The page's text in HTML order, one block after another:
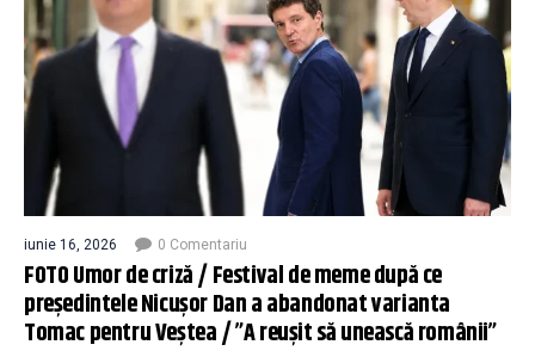
iunie 16, 2026 0 Comentariu
FOTO Umor de criză / Festival de meme după ce
președintele Nicușor Dan a abandonat varianta
Tomac pentru Veștea / ”A reușit să unească românii”